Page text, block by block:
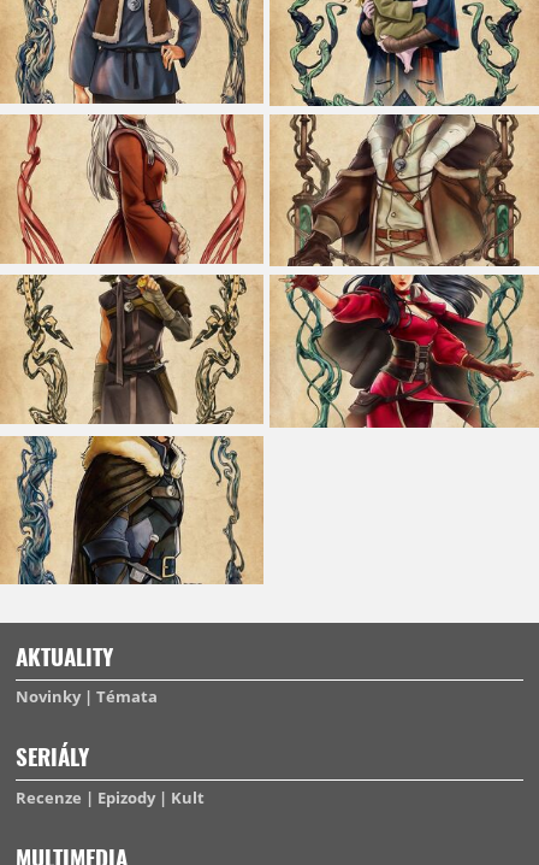
AKTUALITY
Novinky Témata
SERIÁLY
Recenze Epizody Kult
MULTIMEDIA